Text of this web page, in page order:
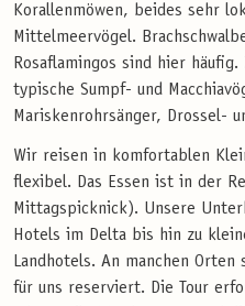
Korallenmöwen, beides sehr
Mittelmeervögel.
Rosaflamingos sind hier
typische Sumpf- und
Mariskenrohrsänger, Drossel-
Wir reisen in komfortablen
flexibel. Das Essen ist in der
Mittagspicknick). Unsere
Hotels im Delta bis hin zu
Landhotels. An manchen
für uns reserviert. Die Tour